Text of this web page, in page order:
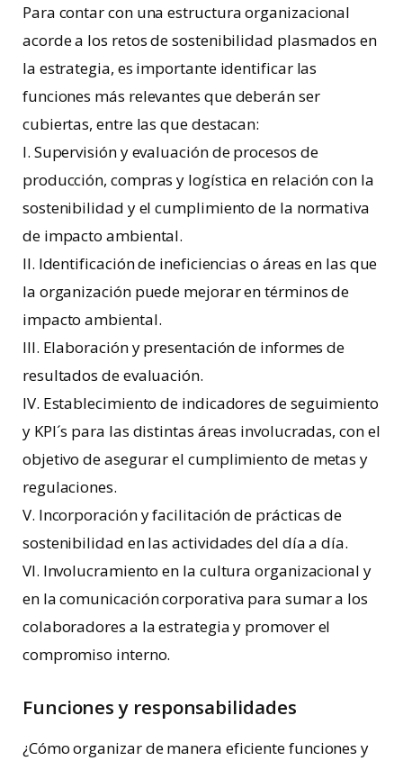
Para contar con una estructura organizacional
acorde a los retos de sostenibilidad plasmados en
la estrategia, es importante identificar las
funciones más relevantes que deberán ser
cubiertas, entre las que destacan:
I. Supervisión y evaluación de procesos de
producción, compras y logística en relación con la
sostenibilidad y el cumplimiento de la normativa
de impacto ambiental.
II. Identificación de ineficiencias o áreas en las que
la organización puede mejorar en términos de
impacto ambiental.
III. Elaboración y presentación de informes de
resultados de evaluación.
IV. Establecimiento de indicadores de seguimiento
y KPI´s para las distintas áreas involucradas, con el
objetivo de asegurar el cumplimiento de metas y
regulaciones.
V. Incorporación y facilitación de prácticas de
sostenibilidad en las actividades del día a día.
VI. Involucramiento en la cultura organizacional y
en la comunicación corporativa para sumar a los
colaboradores a la estrategia y promover el
compromiso interno.
Funciones y responsabilidades
¿Cómo organizar de manera eficiente funciones y